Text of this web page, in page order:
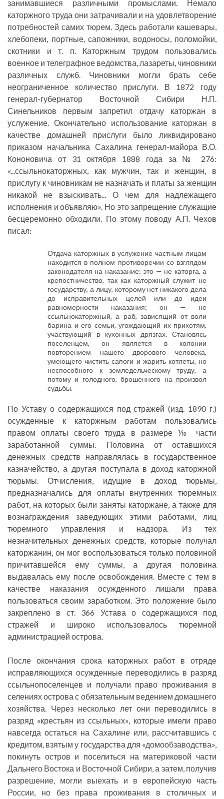
занимавшиеся различными промыслами. Немало
каторжного труда они затрачивали и на удовлетворение
потребностей самих тюрем. Здесь работали кашевары,
хлебопеки, портные, сапожники, водоносы, поломойки,
скотники и т. п. Каторжным трудом пользовались
военное и телеграфное ведомства, лазареты, чиновники
различных служб. Чиновники могли брать себе
неограниченное количество прислуги. В 1872 году
генерал-губернатор Восточной Сибири Н.П.
Синельников первым запретил отдачу каторжан в
услужение. Окончательно использование каторжан в
качестве домашней прислуги было ликвидировано
приказом начальника Сахалина генерал-майора В.О.
Кононовича от 31 октября 1888 года за № 276:
«...ссыльнокаторжных, как мужчин, так и женщин, в
прислугу к чиновникам не назначать и платы за женщин
никакой не взыскивать... О чем для надлежащего
исполнения и объявляю». Но это запрещение служащие
бесцеремонно обходили. По этому поводу А.П. Чехов
писал:
Отдача каторжных в услужение частным лицам
находится в полном противоречии со взглядом
законодателя на наказание: это — не каторга, а
крепостничество, так как каторжный служит не
государству, а лицу, которому нет никакого дела
до исправительных целей или до идеи
равномерности наказания; он — не
ссыльнокаторжный, а раб, зависящий от воли
барина и его семьи, угождающий их прихотям,
участвующий в кухонных дрязгах. Становясь
поселенцем, он является в колонии
повторением нашего дворового человека,
умеющего чистить сапоги и жарить котлеты, но
неспособного к земледельческому труду, а
потому и голодного, брошенного на произвол
судьбы.
По Уставу о содержащихся под стражей (изд. 1890 г.)
осужденные к каторжным работам пользовались
правом оплаты своего труда в размере ⅒ части
заработанной суммы. Половина от оставшихся
денежных средств направлялась в государственное
казначейство, а другая поступала в доход каторжной
тюрьмы. Отчисления, идущие в доход тюрьмы,
предназначались для оплаты внутренних тюремных
работ, на которых были заняты каторжане, а также для
вознаграждения заведующих этими работами, лиц
тюремного управления и надзора. Из тех
незначительных денежных средств, которые получал
каторжанин, он мог воспользоваться только половиной
причитавшейся ему суммы, а другая половина
выдавалась ему после освобождения. Вместе с тем в
качестве наказания осужденного лишали права
пользоваться своим заработком. Это положение было
закреплено в ст. 366 Устава о содержащихся под
стражей и широко использовалось тюремной
администрацией острова.
После окончания срока каторжных работ в отряде
исправляющихся осужденные переводились в разряд
ссыльнопоселенцев и получали право проживания в
селениях острова с обязательным ведением домашнего
хозяйства. Через несколько лет они переводились в
разряд «крестьян из ссыльных», которые имели право
навсегда остаться на Сахалине или, рассчитавшись с
кредитом, взятым у государства для «домообзаводства»,
покинуть остров и поселиться на материковой части
Дальнего Востока и Восточной Сибири, а затем, получив
разрешение, могли выехать и в европейскую часть
России, но без права проживания в столичных и